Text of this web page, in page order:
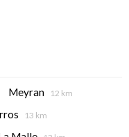
Meyran 12 km
13 km